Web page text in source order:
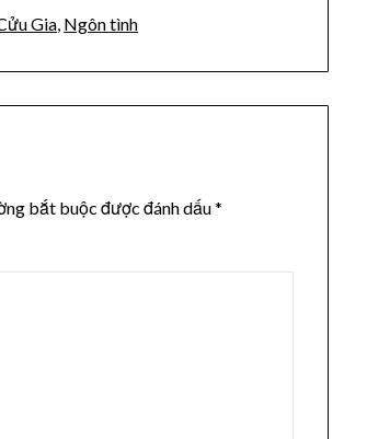
Gia, Ngôn tình
bắt buộc được đánh dấu*